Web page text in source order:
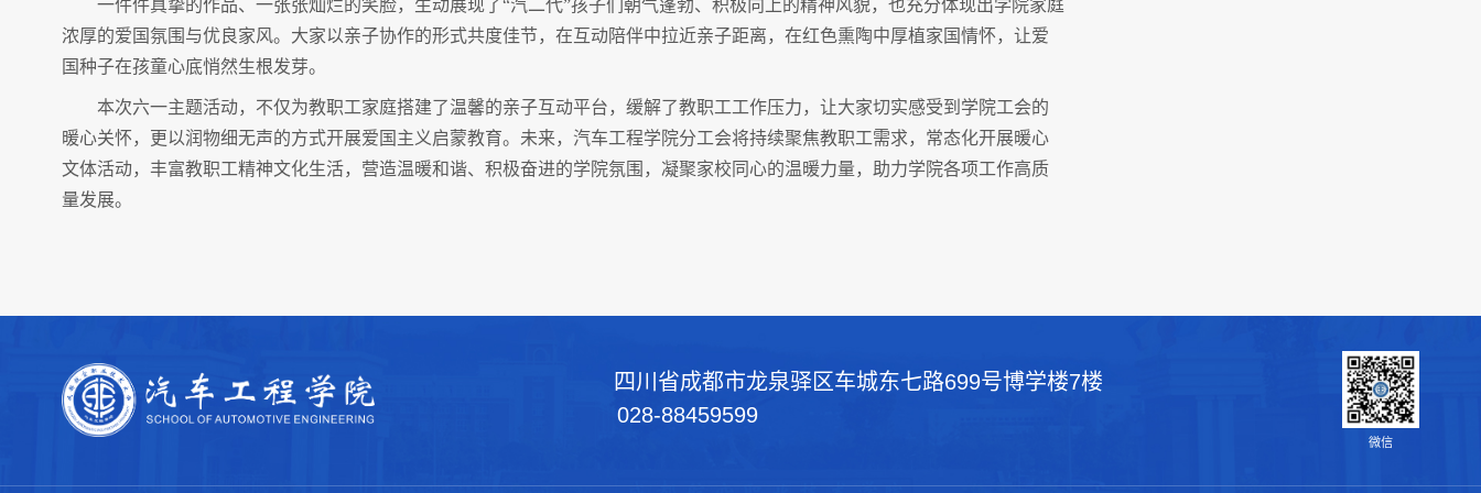
一件件真挚的作品、一张张灿烂的笑脸，生动展现了“汽二代”孩子们朝气蓬勃、积极向上的精神风貌，也充分体现出学院家庭
浓厚的爱国氛围与优良家风。大家以亲子协作的形式共度佳节，在互动陪伴中拉近亲子距离，在红色熏陶中厚植家国情怀，让爱
国种子在孩童心底悄然生根发芽。
本次六一主题活动，不仅为教职工家庭搭建了温馨的亲子互动平台，缓解了教职工工作压力，让大家切实感受到学院工会的
暖心关怀，更以润物细无声的方式开展爱国主义启蒙教育。未来，汽车工程学院分工会将持续聚焦教职工需求，常态化开展暖心
文体活动，丰富教职工精神文化生活，营造温暖和谐、积极奋进的学院氛围，凝聚家校同心的温暖力量，助力学院各项工作高质
量发展。
四川省成都市龙泉驿区车城东七路699号博学楼7楼
028-88459599
微信